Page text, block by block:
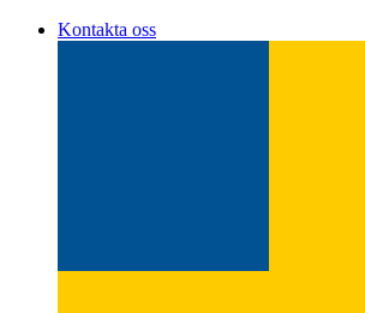
Kontakta oss